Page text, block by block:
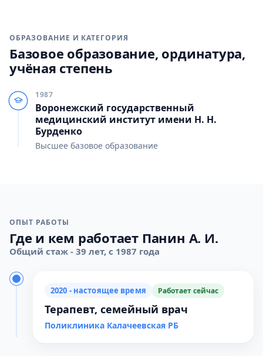
ОБРАЗОВАНИЕ И КАТЕГОРИЯ
Базовое образование, ординатура,
учёная степень
1987
Воронежский государственный
медицинский институт имени Н. Н.
Бурденко
Высшее базовое образование
ОПЫТ РАБОТЫ
Где и кем работает Панин А. И.
Общий стаж - 39 лет, с 1987 года
2020 - настоящее время Работает сейчас
Терапевт, семейный врач
Поликлиника Калачеевская РБ